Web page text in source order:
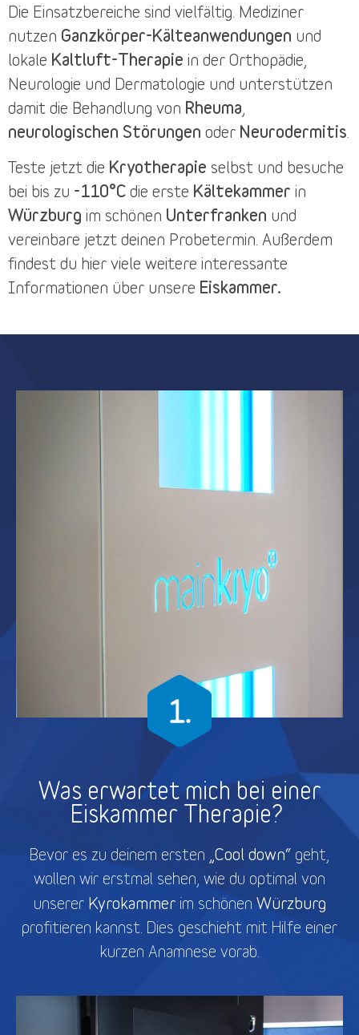
Die Einsatzbereiche sind vielfältig. Mediziner
nutzen Ganzkörper-Kälteanwendungen und
lokale Kaltluft-Therapie in der Orthopädie,
Neurologie und Dermatologie und unterstützen
damit die Behandlung von Rheuma
neurologischen Störungen oder Neurodermitis
Teste jetzt die Kryotherapie selbst und besuche
bei bis zu -110°C die erste Kältekammer in
Würzburg im schönen Unterfranken und
vereinbare jetzt deinen Probetermin . Außerdem
findest du hier viele weitere interessante
Informationen über unsere Eiskammer.
Was erwartet mich bei einer
Eiskammer Therapie?
Bevor es zu deinem ersten „Cool down“ geht,
wollen wir erstmal sehen, wie du optimal von
unserer Kyrokammerim schönen Würzburg
profitieren kannst. Dies geschieht mit Hilfe einer
kurzen Anamnese vorab.